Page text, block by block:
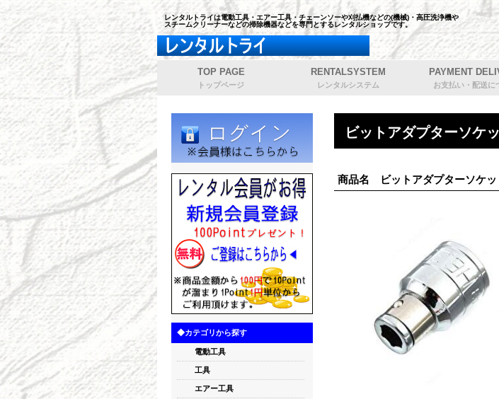
レンタルトライは電動工具・エアー工具・チェーンソーや刈払機などの(機械)・高圧洗浄機や
スチームクリーナーなどの掃除機器などを専門とするレンタルショップです。
ビットアダプターソケ
商品名 ビットアダプターソケ
TOP PAGE
トップページ
RENTALSYSTEM
レンタルシステム
PAYMENT
お支払い・配送に
◆カテゴリから探す
電動工具
工具
エアー工具